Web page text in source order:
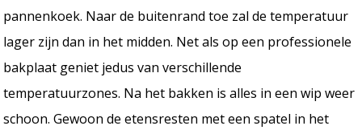
pannenkoek. Naar de buitenrand toe zal de temperatuur
lager zijn dan in het midden. Net als op een professionele
bakplaat geniet jedus van verschillende
temperatuurzones. Na het bakken is alles in een wip weer
schoon. Gewoon de etensresten met een spatel in het